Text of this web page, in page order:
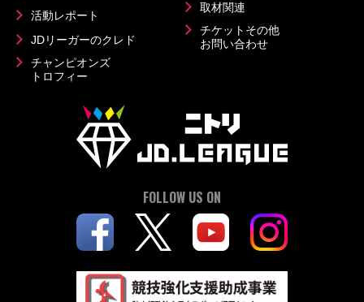
活動レポート
JDリーガーのクレド
チャンピオンズ
トロフィー
取材関連
チケットその他
お問い合わせ
FOLLOW US ON